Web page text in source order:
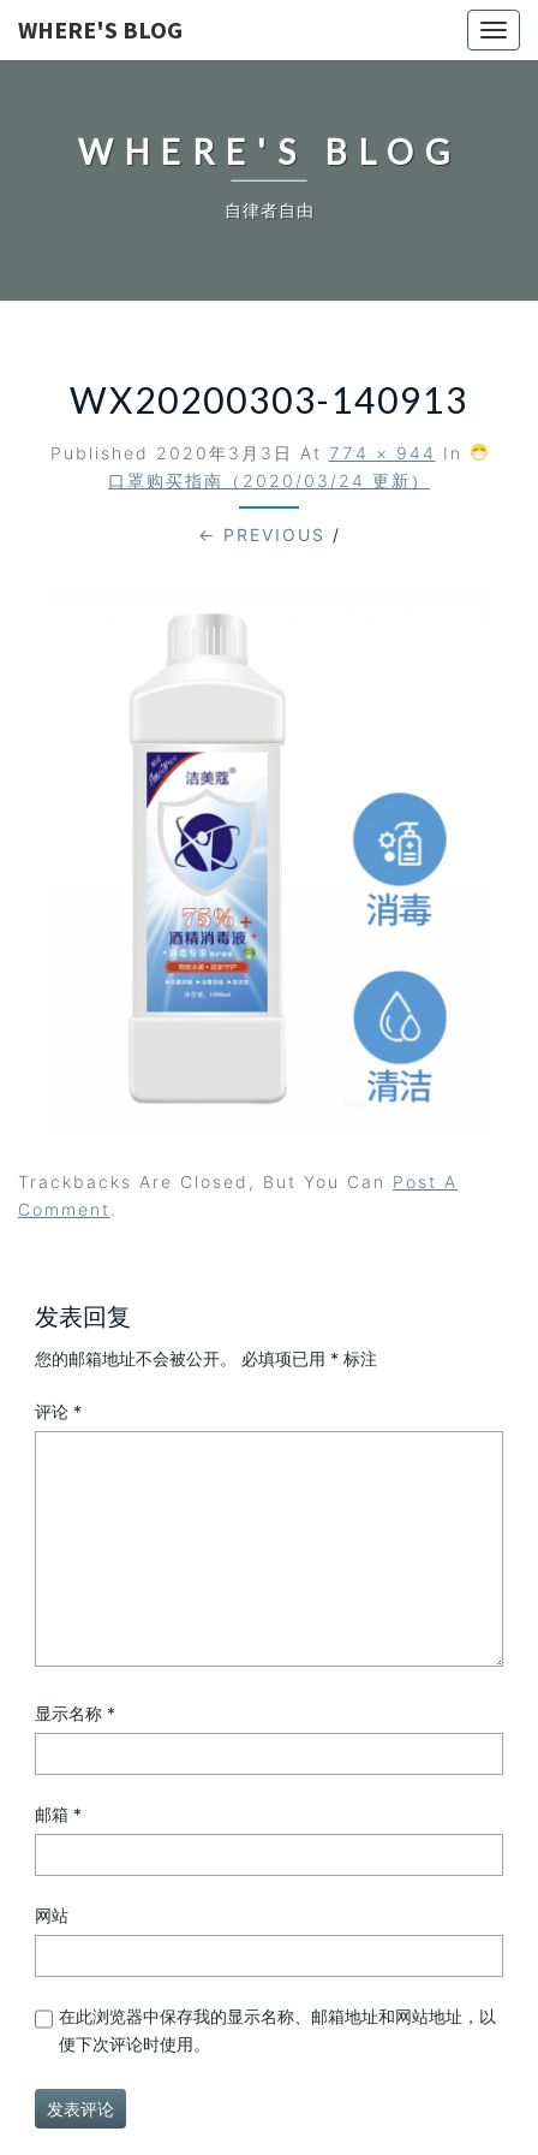
WHERE'S BLOG
WHERE'S BLOG
自律者自由
WX20200303-140913
Published 2020年3月3日 At 774 × 944 In
口罩购买指南（2020/03/24 更新）
← PREVIOUS /
Trackbacks Are Closed, But You Can Post A
Comment .
发表回复
您的邮箱地址不会被公开。 必填项已用 * 标注
评论 *
显示名称 *
邮箱 *
网站
在此浏览器中保存我的显示名称、邮箱地址和网站地址，以
便下次评论时使用。